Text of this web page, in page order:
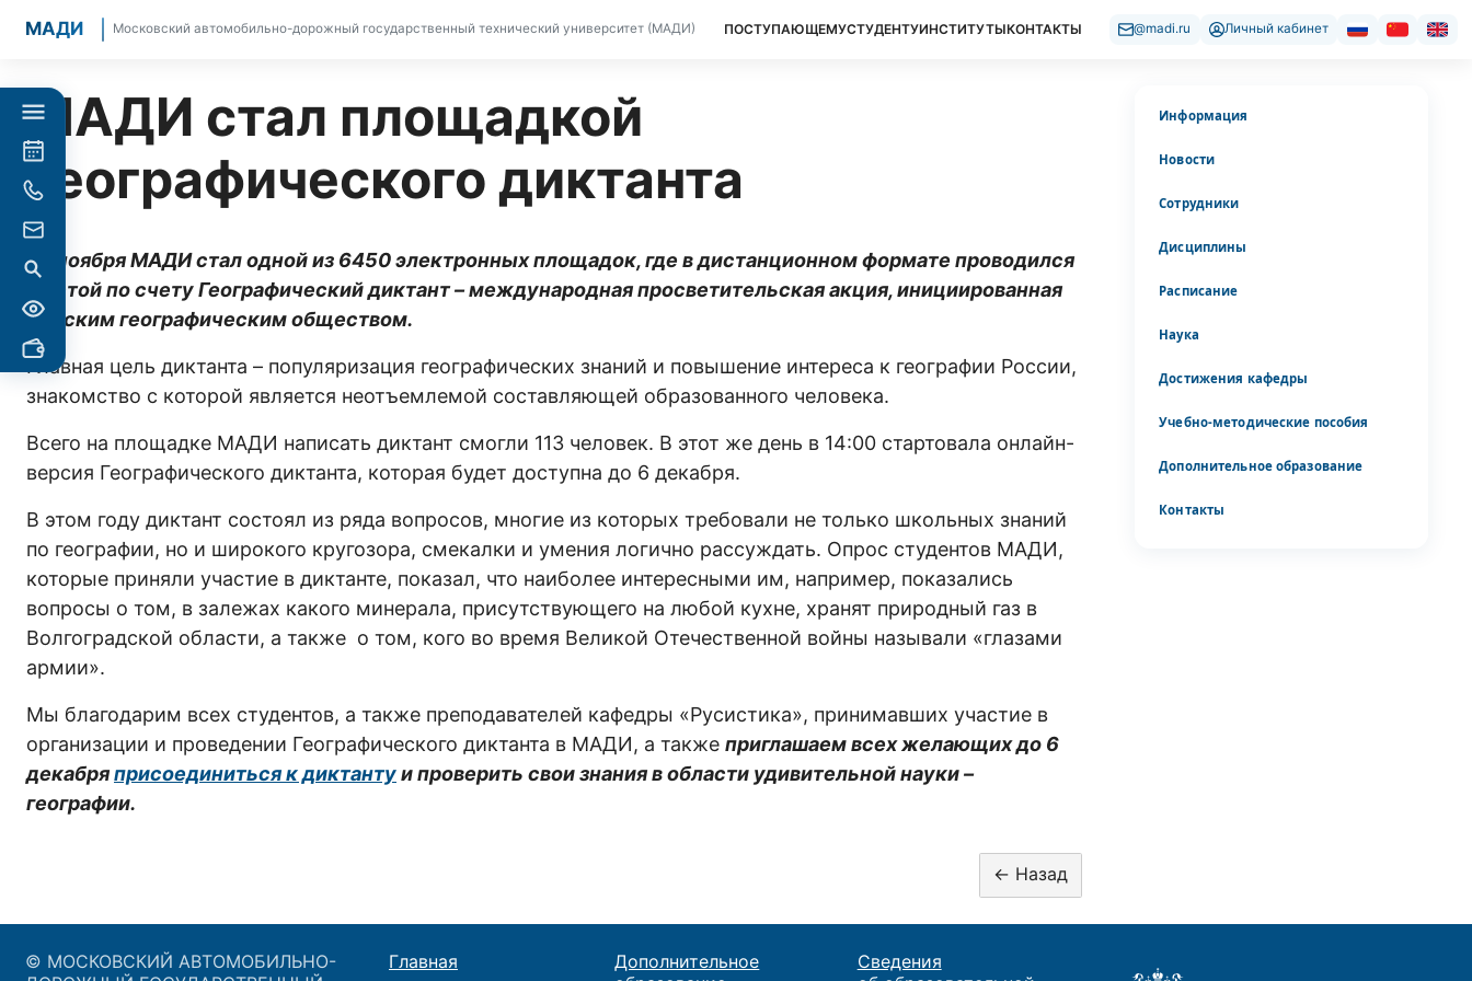
МАДИ Московский автомобильно-дорожный государственный технический университет (МАДИ) ПОСТУПАЮЩЕМУСТУДЕНТУИНСТИТУТЫКОНТАКТЫ @madi.ru Личный кабинет
МАДИ стал площадкой
Географического диктанта
29 ноября МАДИ стал одной из 6450 электронных площадок, где в дистанционном формате проводился
шестой по счету Географический диктант – международная просветительская акция, инициированная
Русским географическим обществом.
Главная цель диктанта – популяризация географических знаний и повышение интереса к географии России,
знакомство с которой является неотъемлемой составляющей образованного человека.
Всего на площадке МАДИ написать диктант смогли 113 человек. В этот же день в 14:00 стартовала онлайн-
версия Географического диктанта, которая будет доступна до 6 декабря.
В этом году диктант состоял из ряда вопросов, многие из которых требовали не только школьных знаний
по географии, но и широкого кругозора, смекалки и умения логично рассуждать. Опрос студентов МАДИ,
которые приняли участие в диктанте, показал, что наиболее интересными им, например, показались
вопросы о том, в залежах какого минерала, присутствующего на любой кухне, хранят природный газ в
Волгоградской области, а также о том, кого во время Великой Отечественной войны называли «глазами
армии».
Мы благодарим всех студентов, а также преподавателей кафедры «Русистика», принимавших участие в
организации и проведении Географического диктанта в МАДИ, а также приглашаем всех желающих до 6
декабряприсоединиться к диктантуи проверить свои знания в области удивительной науки –
географии.
Информация
Новости
Сотрудники
Дисциплины
Расписание
Наука
Достижения кафедры
Учебно-методические пособия
Дополнительное образование
Контакты
© МОСКОВСКИЙ АВТОМОБИЛЬНО-
Главная
Дополнительное
Сведения